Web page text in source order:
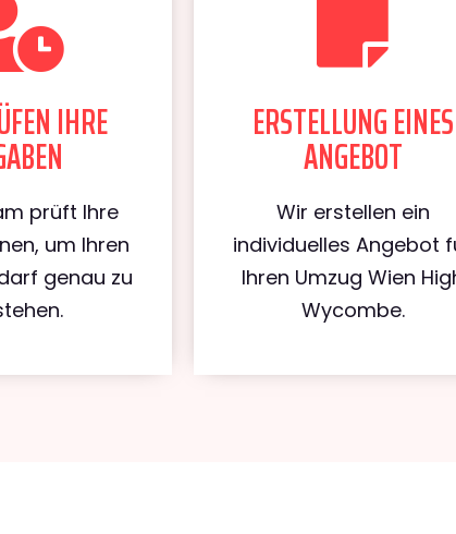
IHRE
prüft Ihre
um Ihren
genau zu
ERSTELLUNG EINES
ANGEBOT
Wir erstellen ein
individuelles Angebot
Ihren Umzug Wien
Wycombe.